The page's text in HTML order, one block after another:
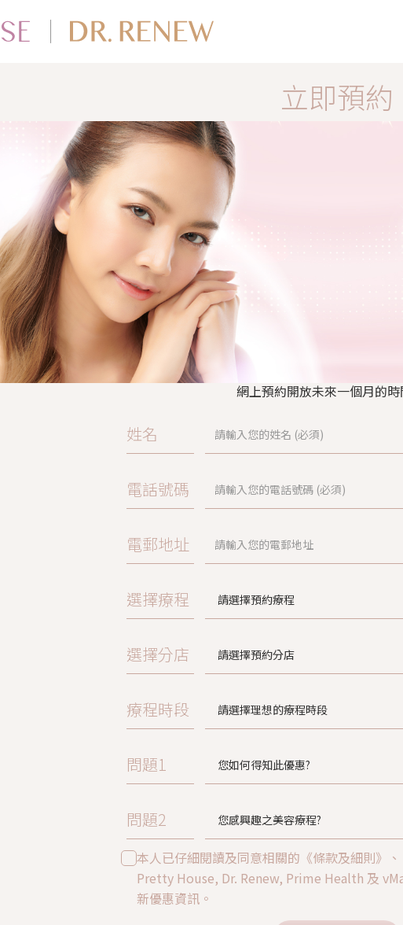
立即預約
網上預約開放未來一個月的
姓名
電話號碼
電郵地址
選擇療程
選擇分店
療程時段
問題1
問題2
本人已仔細閱讀及同意相關的《條款及細則》
Pretty House, Dr. Renew, Prime Health 及
新優惠資訊。